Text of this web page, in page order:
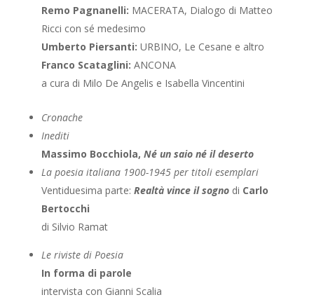
Remo Pagnanelli: MACERATA, Dialogo di Matteo
Ricci con sé medesimo
Umberto Piersanti: URBINO, Le Cesane e altro
Franco Scataglini: ANCONA
a cura di Milo De Angelis e Isabella Vincentini
Cronache
Inediti
Massimo Bocchiola, Né un saio né il deserto
La poesia italiana 1900-1945 per titoli esemplari
Ventiduesima parte: Realtà vince il sogno di Carlo
Bertocchi
di Silvio Ramat
Le riviste di Poesia
In forma di parole
intervista con Gianni Scalia